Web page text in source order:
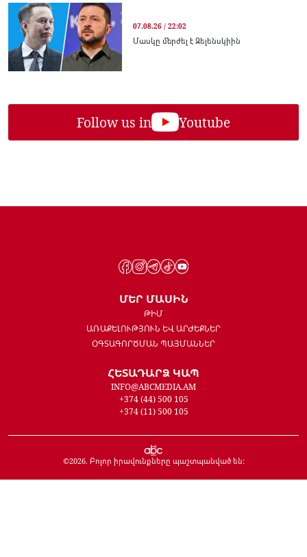
07.08.26 / 22:02
Մասկը մերժել է Զելենսկիին
Follow us in Youtube
ՄԵՐ ՄԱՍԻՆ
ԹԻՄ
ԱՌԱՔԵԼՈՒԹՅՈՒՆ ԵՎ ԱՐԺԵՔՆԵՐ
ՕԳՏԱԳՈՐԾՄԱՆ ՊԱՅՄԱՆՆԵՐ
ՀԵՏԱԴԱՐՁ ԿԱՊ
INFO@ABCMEDIA.AM
+374 (44) 500 105
+374 (11) 500 105
©2026. Բոլոր իրավունքները պաշտպանված են: